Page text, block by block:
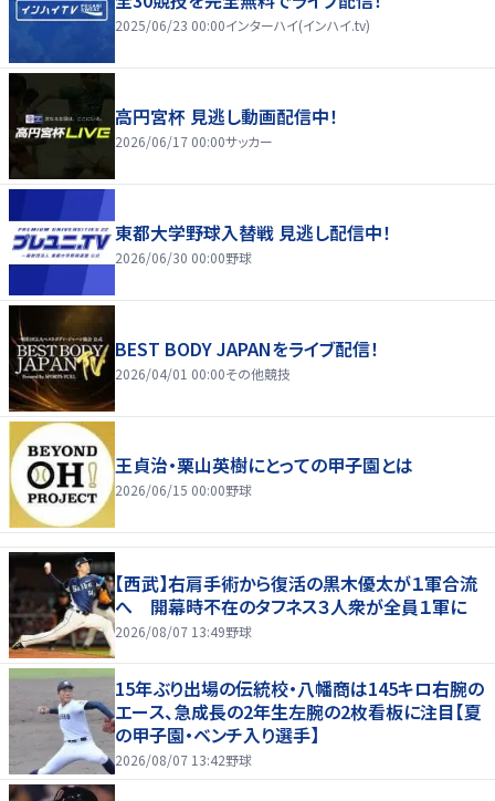
2025/06/23 00:00インターハイ(インハイ.tv)
高円宮杯 見逃し動画配信中！
2026/06/17 00:00サッカー
東都大学野球入替戦 見逃し配信中！
2026/06/30 00:00野球
BEST BODY JAPANをライブ配信！
2026/04/01 00:00その他競技
王貞治・栗山英樹にとっての甲子園とは
2026/06/15 00:00野球
【西武】右肩手術から復活の黒木優太が１軍合流
へ 開幕時不在のタフネス３人衆が全員１軍に
2026/08/07 13:49野球
15年ぶり出場の伝統校・八幡商は145キロ右腕の
エース、急成長の2年生左腕の2枚看板に注目【夏
の甲子園・ベンチ入り選手】
2026/08/07 13:42野球